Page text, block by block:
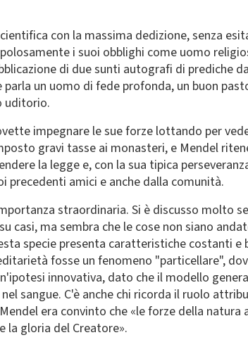
con la massima dedizione, senza
i suoi obblighi come uomo
di due sunti autografi di prediche
parla un uomo di fede profonda, un buon
uditorio.
impegnare le sue forze lottando per
gravi tasse ai monasteri, e Mendel
la legge e, con la sua tipica
precedenti amici e anche dalla comunità.
straordinaria. Si è discusso molto
casi, ma sembra che le cose non siano
specie presenta caratteristiche costanti
fosse un fenomeno "particellare",
innovativa, dato che il modello
sangue. C'è anche chi ricorda il ruolo
era convinto che «le forze della
la gloria del Creatore».